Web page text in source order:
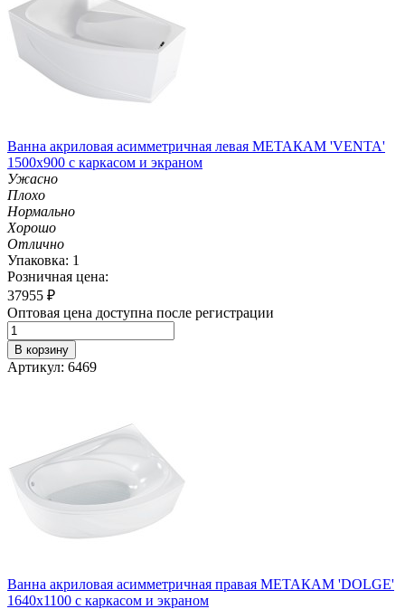
Ванна акриловая асимметричная левая МЕТАКАМ 'VENTA'
1500х900 с каркасом и экраном
Ужасно
Плохо
Нормально
Хорошо
Отлично
Упаковка: 1
Розничная цена:
37955 ₽
Оптовая цена доступна после регистрации
В корзину
Артикул: 6469
Ванна акриловая асимметричная правая МЕТАКАМ 'DOLGE'
1640х1100 с каркасом и экраном